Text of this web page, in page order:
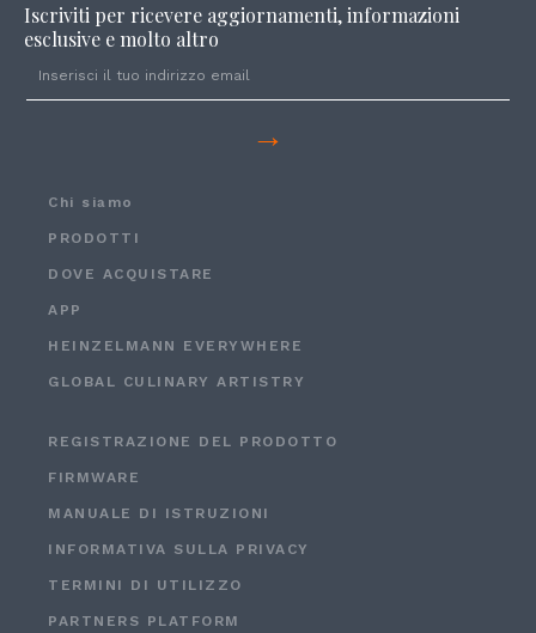
Iscriviti per ricevere aggiornamenti, informazioni
esclusive e molto altro
→
Chi siamo
PRODOTTI
DOVE ACQUISTARE
APP
HEINZELMANN EVERYWHERE
GLOBAL CULINARY ARTISTRY
REGISTRAZIONE DEL PRODOTTO
FIRMWARE
MANUALE DI ISTRUZIONI
INFORMATIVA SULLA PRIVACY
TERMINI DI UTILIZZO
PARTNERS PLATFORM